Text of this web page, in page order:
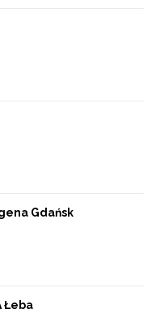
Gdańsk
Łeba